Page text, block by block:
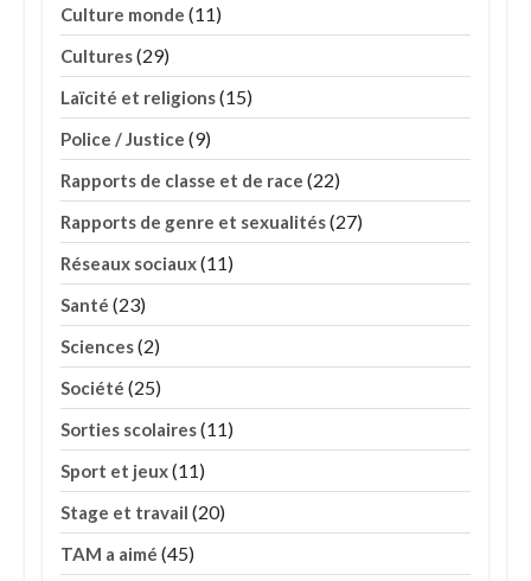
Culture monde (11)
Cultures(29)
Laïcité et religions(15)
Police / Justice (9)
Rapports de classe et de race (22)
Rapports de genre et sexualités(27)
Réseaux sociaux(11)
Santé (23)
Sciences(2)
Société (25)
Sorties scolaires(11)
Sport et jeux(11)
Stage et travail (20)
TAM a aimé (45)